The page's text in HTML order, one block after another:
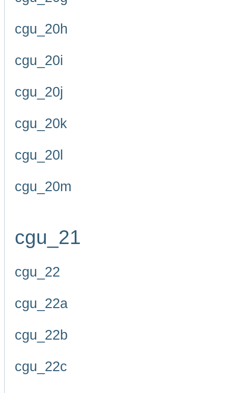
cgu_20h
cgu_20i
cgu_20j
cgu_20k
cgu_20l
cgu_20m
cgu_21
cgu_22
cgu_22a
cgu_22b
cgu_22c